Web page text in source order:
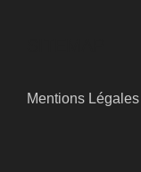
Mentions Légales